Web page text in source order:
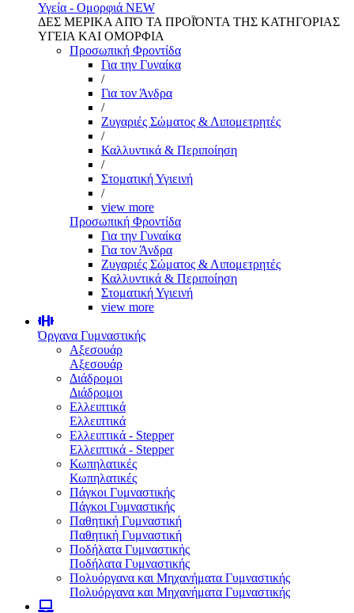
Υγεία - Ομορφιά NEW
ΔΕΣ ΜΕΡΙΚΑ ΑΠΌ ΤΑ ΠΡΟΪΌΝΤΑ ΤΗΣ ΚΑΤΗΓΟΡΙΑΣ
ΥΓΕΙΑ ΚΑΙ ΟΜΟΡΦΙΑ
Προσωπική Φροντίδα
Για την Γυναίκα
/
Για τον Άνδρα
/
Ζυγαριές Σώματος & Λιπομετρητές
/
Καλλυντικά & Περιποίηση
/
Στοματική Υγιεινή
/
view more
Προσωπική Φροντίδα
Για την Γυναίκα
Για τον Άνδρα
Ζυγαριές Σώματος & Λιπομετρητές
Καλλυντικά & Περιποίηση
Στοματική Υγιεινή
view more
Όργανα Γυμναστικής
Αξεσουάρ
Αξεσουάρ
Διάδρομοι
Διάδρομοι
Ελλειπτικά
Ελλειπτικά
Ελλειπτικά - Stepper
Ελλειπτικά - Stepper
Κωπηλατικές
Κωπηλατικές
Πάγκοι Γυμναστικής
Πάγκοι Γυμναστικής
Παθητική Γυμναστική
Παθητική Γυμναστική
Ποδήλατα Γυμναστικής
Ποδήλατα Γυμναστικής
Πολυόργανα και Μηχανήματα Γυμναστικής
Πολυόργανα και Μηχανήματα Γυμναστικής